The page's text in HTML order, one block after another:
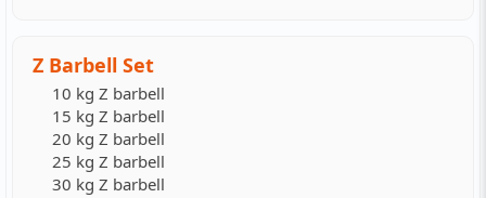
Z Barbell Set
10 kg Z barbell
15 kg Z barbell
20 kg Z barbell
25 kg Z barbell
30 kg Z barbell